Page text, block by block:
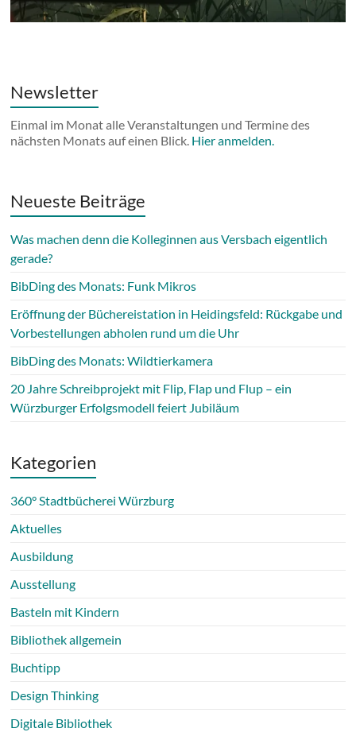
Newsletter
Einmal im Monat alle Veranstaltungen und Termine des
nächsten Monats auf einen Blick. Hier anmelden.
Neueste Beiträge
Was machen denn die Kolleginnen aus Versbach eigentlich
gerade?
BibDing des Monats: Funk Mikros
Eröffnung der Büchereistation in Heidingsfeld: Rückgabe und
Vorbestellungen abholen rund um die Uhr
BibDing des Monats: Wildtierkamera
20 Jahre Schreibprojekt mit Flip, Flap und Flup – ein
Würzburger Erfolgsmodell feiert Jubiläum
Kategorien
360° Stadtbücherei Würzburg
Aktuelles
Ausbildung
Ausstellung
Basteln mit Kindern
Bibliothek allgemein
Buchtipp
Design Thinking
Digitale Bibliothek